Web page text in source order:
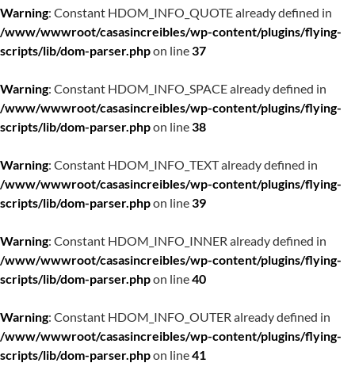
Warning: Constant HDOM_INFO_QUOTE already defined in
/www/wwwroot/casasincreibles/wp-content/plugins/flying-
scripts/lib/dom-parser.phpon line37
Warning: Constant HDOM_INFO_SPACE already defined in
/www/wwwroot/casasincreibles/wp-content/plugins/flying-
scripts/lib/dom-parser.phpon line38
Warning: Constant HDOM_INFO_TEXT already defined in
/www/wwwroot/casasincreibles/wp-content/plugins/flying-
scripts/lib/dom-parser.phpon line39
Warning: Constant HDOM_INFO_INNER already defined in
/www/wwwroot/casasincreibles/wp-content/plugins/flying-
scripts/lib/dom-parser.phpon line40
Warning: Constant HDOM_INFO_OUTER already defined in
/www/wwwroot/casasincreibles/wp-content/plugins/flying-
scripts/lib/dom-parser.phpon line41